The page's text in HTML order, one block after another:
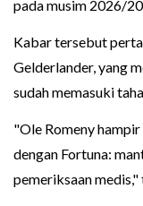
pada musim 2026/
Kabar tersebut
Gelderlander, yang
sudah memasuki
"Ole Romeny
dengan Fortuna:
pemeriksaan medis,"